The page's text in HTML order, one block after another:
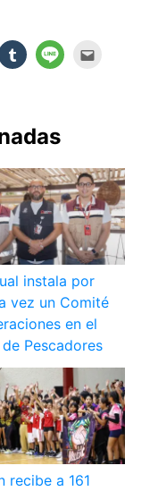
instala por
vez un Comité
en el
Pescadores
recibe a 161